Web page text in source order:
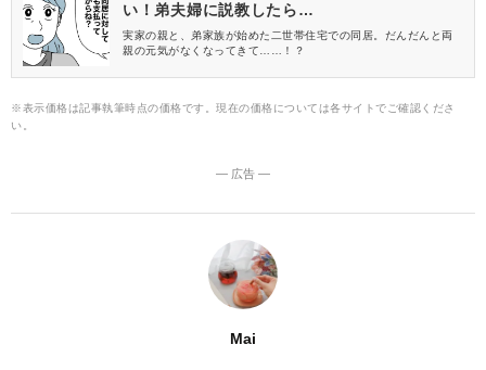
い！弟夫婦に説教したら…
実家の親と、弟家族が始めた二世帯住宅での同居。だんだんと両
親の元気がなくなってきて……！？
※表示価格は記事執筆時点の価格です。現在の価格については各サイトでご確認くださ
い。
― 広告 ―
Mai